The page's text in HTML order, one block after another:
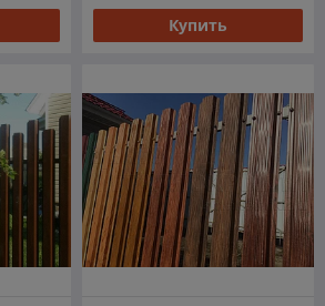
Купить